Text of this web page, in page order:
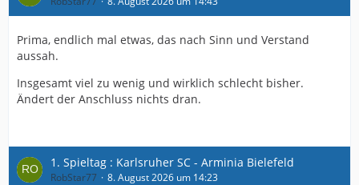
Prima, endlich mal etwas, das nach Sinn und Verstand
aussah.
Insgesamt viel zu wenig und wirklich schlecht bisher.
Ändert der Anschluss nichts dran.
1. Spieltag : Karlsruher SC - Arminia Bielefeld
RobStar77 8. August 2026 um 14:23